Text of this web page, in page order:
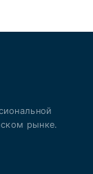
рынке.